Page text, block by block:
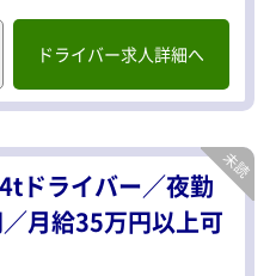
に選ばれている会社で
安：100〜200km（埼
）
ありません！
面コミュニケーション
サポートあり！未経験
馴染めます。
ドライバー求人詳細へ
ドライバー／夜勤
月給35万円以上可